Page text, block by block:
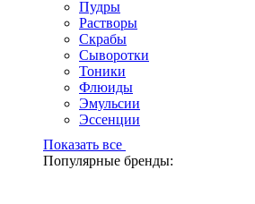
Пудры
Растворы
Скрабы
Сыворотки
Тоники
Флюиды
Эмульсии
Эссенции
Показать все
Популярные бренды: